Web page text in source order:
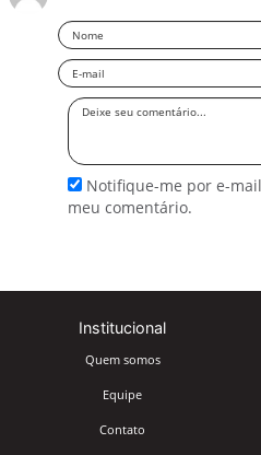
Nome
Email
Deixe
Notifique-me por e-
meu comentário.
Institucional
Quem somos
Equipe
Contato